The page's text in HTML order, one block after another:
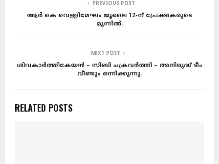
PREVIOUS POST
ആർ കെ വെള്ളിമേഘം ജൂലൈ 12-ന് പ്രേക്ഷകരുടെ
മുന്നിൽ.
NEXT POST
ശിവകാർത്തികേയൻ – സിബി ചക്രവർത്തി – അനിരുദ്ധ് ടീം
വീണ്ടും ഒന്നിക്കുന്നു.
RELATED POSTS